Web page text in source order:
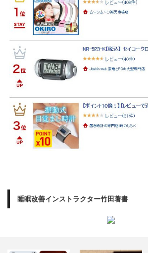
睡眠改善インストラクター竹田著書